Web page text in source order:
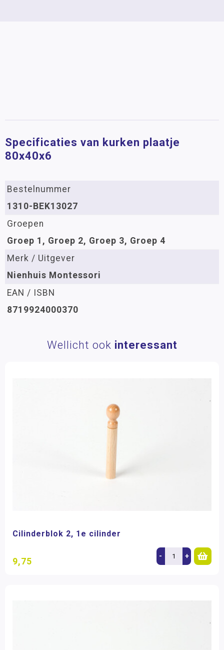
Specificaties van kurken plaatje
80x40x6
Bestelnummer
1310-BEK13027
Groepen
Groep 1, Groep 2, Groep 3, Groep 4
Merk / Uitgever
Nienhuis Montessori
EAN / ISBN
8719924000370
Wellicht ook interessant
Cilinderblok 2, 1e cilinder
9,75 - +